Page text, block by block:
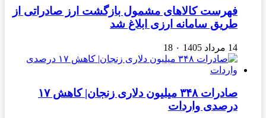
فهرست کالاهای مشمول بازگشت ارز صادراتی از
طریق سامانه ارزی ابلاغ شد
14 مرداد 1405 ۰ 18
صادرات ۳۴۸ میلیون دلاری زنجان| ‌کاهش ۱۷
درصدی واردات